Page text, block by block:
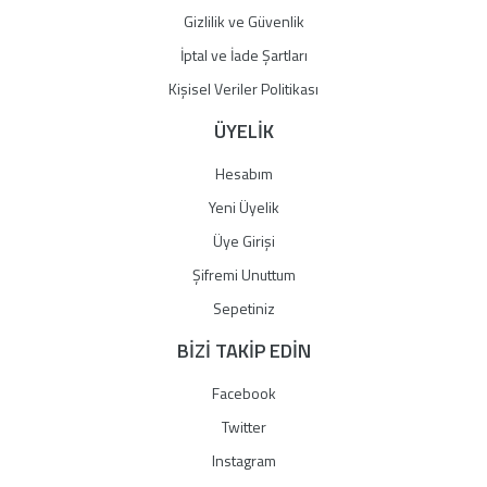
Gizlilik ve Güvenlik
İptal ve İade Şartları
Kişisel Veriler Politikası
ÜYELİK
Hesabım
Yeni Üyelik
Üye Girişi
Şifremi Unuttum
Sepetiniz
BİZİ TAKİP EDİN
Facebook
Twitter
Instagram